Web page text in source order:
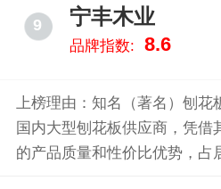
9 宁丰木业
品牌指数: 8.6
上榜理由：知名（著名）刨花
国内大型刨花板供应商，凭借
的产品质量和性价比优势，占